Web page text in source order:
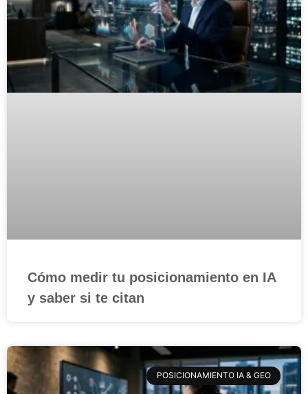
Cómo medir tu posicionamiento en IA
y saber si te citan
POSICIONAMIENTO IA & GEO